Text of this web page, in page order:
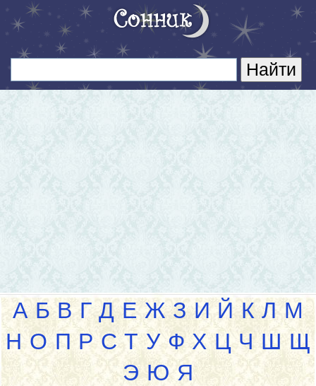
А Б В Г Д Е Ж З И Й К Л М
Н О П Р С Т У Ф Х Ц Ч Ш Щ
Э Ю Я